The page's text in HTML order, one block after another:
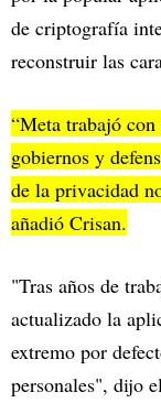
de criptografía
reconstruir las
“Meta trabajó con
gobiernos y
de la privacidad
añadió Crisan.
"Tras años de
actualizado la
extremo por
personales", dijo